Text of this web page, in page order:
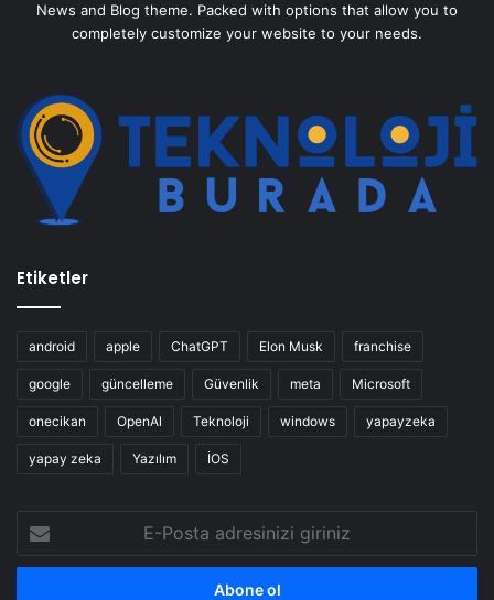
News and Blog theme. Packed with options that allow you to
completely customize your website to your needs.
Etiketler
android apple ChatGPT Elon Musk franchise
google güncelleme Güvenlik meta Microsoft
onecikan OpenAl Teknoloji windows yapayzeka
yapay zeka Yazılım İOS
Posta
adresinizi